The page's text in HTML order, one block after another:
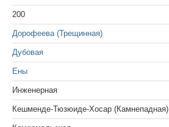
200
Дорофеева (Трещинная)
Дубовая
Ены
Инженерная
Кешменде-Тюзюиде-Хосар (Камнепадная)